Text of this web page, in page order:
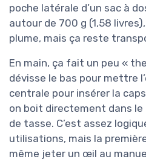
poche latérale d’un sac à
autour de 700 g (1,58
plume, mais ça reste
En main, ça fait un peu «
dévisse le bas pour mettre
centrale pour insérer la
on boit directement dans
de tasse. C’est assez
utilisations, mais la
même jeter un œil au